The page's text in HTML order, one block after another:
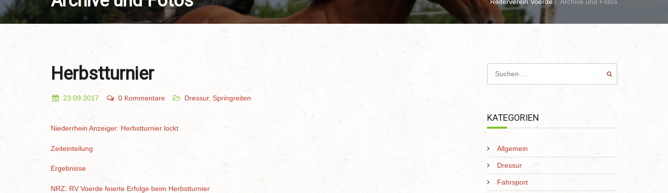
Herbstturnier
23.09.2017 0 Kommentare Dressur, Springreiten
Niederrhein Anzeiger: Herbstturnier lockt
Zeiteinteilung
Ergebnisse
NRZ: RV Voerde feierte Erfolge beim Herbstturnier
KATEGORIEN
Allgemein
Dressur
Fahrsport